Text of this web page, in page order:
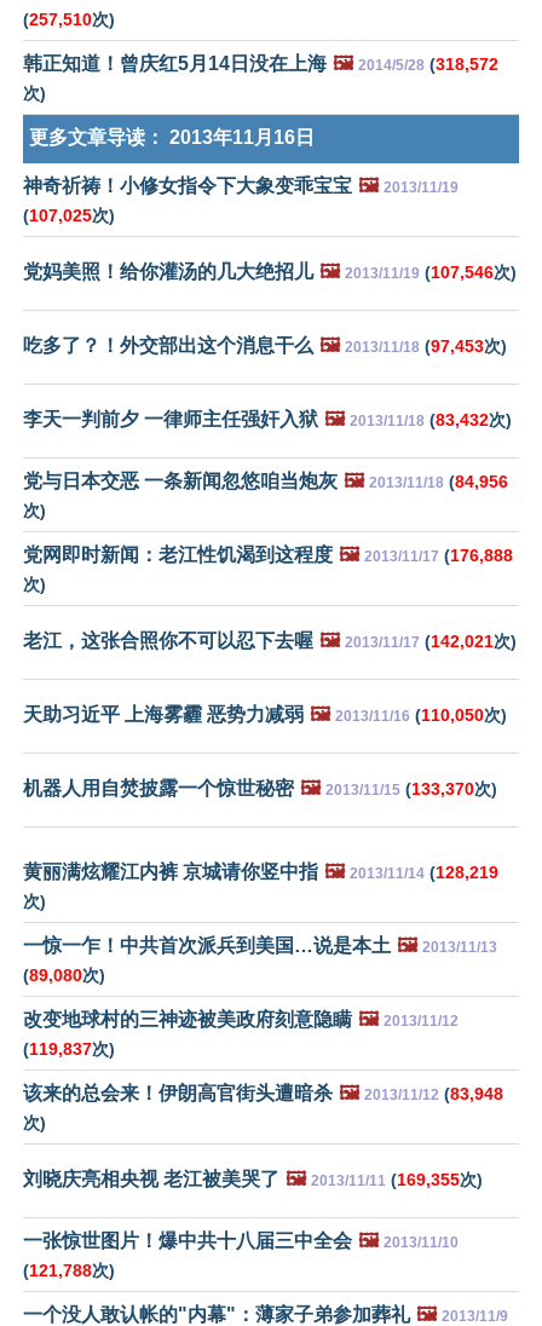
(257,510次)
韩正知道！曾庆红5月14日没在上海 🖼️ 2014/5/28 (318,572
次)
更多文章导读： 2013年11月16日
神奇祈祷！小修女指令下大象变乖宝宝 🖼️ 2013/11/19
(107,025次)
党妈美照！给你灌汤的几大绝招儿 🖼️ 2013/11/19 (107,546次)
吃多了？！外交部出这个消息干么 🖼️ 2013/11/18 (97,453次)
李天一判前夕 一律师主任强奸入狱 🖼️ 2013/11/18 (83,432次)
党与日本交恶 一条新闻忽悠咱当炮灰 🖼️ 2013/11/18 (84,956
次)
党网即时新闻：老江性饥渴到这程度 🖼️ 2013/11/17 (176,888
次)
老江，这张合照你不可以忍下去喔 🖼️ 2013/11/17 (142,021次)
天助习近平 上海雾霾 恶势力减弱 🖼️ 2013/11/16 (110,050次)
机器人用自焚披露一个惊世秘密 🖼️ 2013/11/15 (133,370次)
黄丽满炫耀江内裤 京城请你竖中指 🖼️ 2013/11/14 (128,219
次)
一惊一乍！中共首次派兵到美国…说是本土 🖼️ 2013/11/13
(89,080次)
改变地球村的三神迹被美政府刻意隐瞒 🖼️ 2013/11/12
(119,837次)
该来的总会来！伊朗高官街头遭暗杀 🖼️ 2013/11/12 (83,948
次)
刘晓庆亮相央视 老江被美哭了 🖼️ 2013/11/11 (169,355次)
一张惊世图片！爆中共十八届三中全会 🖼️ 2013/11/10
(121,788次)
一个没人敢认帐的"内幕"：薄家子弟参加葬礼 🖼️ 2013/11/9